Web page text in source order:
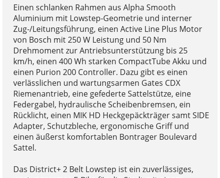
Einen schlanken Rahmen aus Alpha Smooth
Aluminium mit Lowstep-Geometrie und interner
Zug-/Leitungsführung, einen Active Line Plus Motor
von Bosch mit 250 W Leistung und 50 Nm
Drehmoment zur Antriebsunterstützung bis 25
km/h, einen 400 Wh starken CompactTube Akku und
einen Purion 200 Controller. Dazu gibt es einen
verlässlichen und wartungsarmen Gates CDX
Riemenantrieb, eine gefederte Sattelstütze, eine
Federgabel, hydraulische Scheibenbremsen, ein
Rücklicht, einen MIK HD Heckgepäckträger samt SIDE
Adapter, Schutzbleche, ergonomische Griff und
einen äußerst komfortablen Bontrager Boulevard
Sattel.
Das District+ 2 Belt Lowstep ist ein zuverlässiges,